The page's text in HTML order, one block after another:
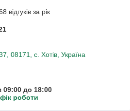
відгуків за рік
08171, с. Хотів, Україна
09:00 до 18:00
роботи